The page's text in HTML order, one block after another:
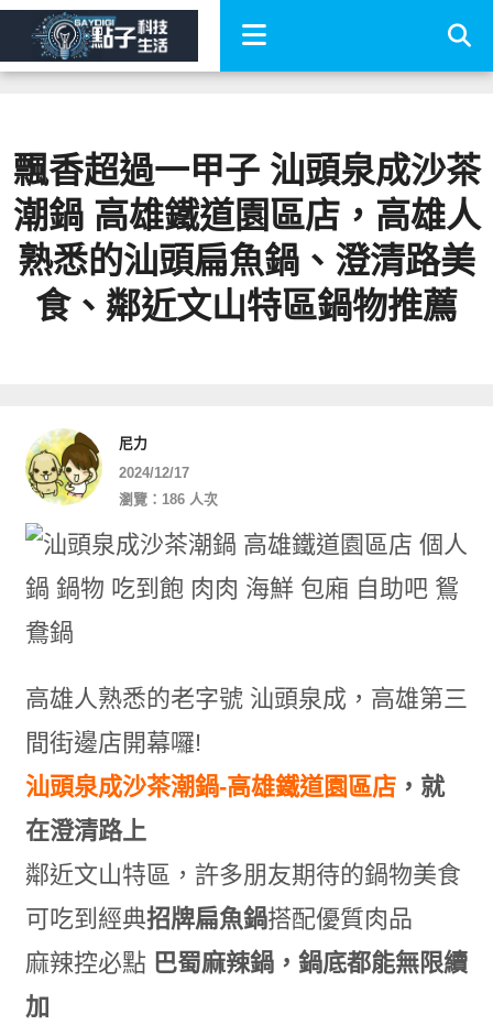
飄香超過一甲子 汕頭泉成沙茶
潮鍋 高雄鐵道園區店，高雄人
熟悉的汕頭扁魚鍋、澄清路美
食、鄰近文山特區鍋物推薦
尼力
2024/12/17
瀏覽：186 人次
高雄人熟悉的老字號 汕頭泉成，高雄第三
間街邊店開幕囉!
汕頭泉成沙茶潮鍋-高雄鐵道園區店，就
在澄清路上
鄰近文山特區，許多朋友期待的鍋物美食
可吃到經典招牌扁魚鍋搭配優質肉品
麻辣控必點 巴蜀麻辣鍋，鍋底都能無限續
加